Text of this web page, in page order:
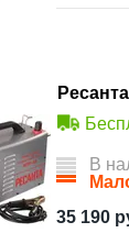
В
35 190